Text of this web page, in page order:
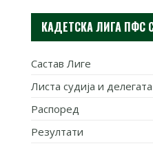
КАДЕТСКА ЛИГА ПФС
Састав Лиге
Листа судија и делегата
Распоред
Резултати